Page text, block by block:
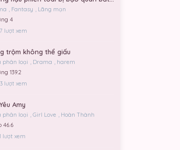
, Fantasy , Lãng mạn
4
lượt xem
trộm không thể giấu
phân loại , Drama , harem
139.2
lượt xem
Amy
phân loại , Girl Love , Hoàn Thành
46.6
lượt xem